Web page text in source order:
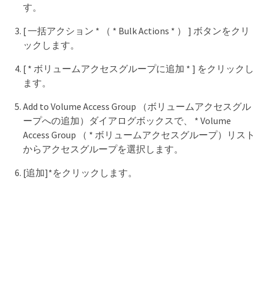
す。
[ 一括アクション * （ * Bulk Actions * ） ] ボタンをクリ
ックします。
[ * ボリュームアクセスグループに追加 * ] をクリックし
ます。
Add to Volume Access Group （ボリュームアクセスグル
ープへの追加）ダイアログボックスで、 * Volume
Access Group （ * ボリュームアクセスグループ）リスト
からアクセスグループを選択します。
[追加]*をクリックします。